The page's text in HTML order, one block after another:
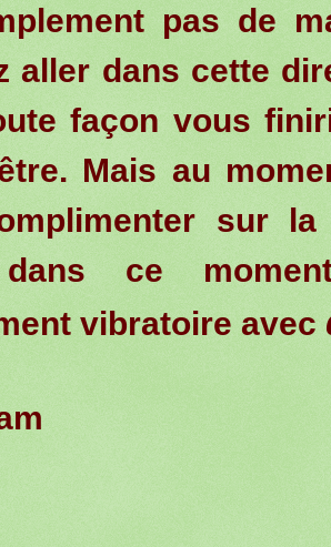
pas de
aller dans cette
façon vous
Mais au
sur
ce
vibratoire avec